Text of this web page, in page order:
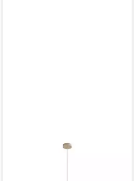
Hängeleuchte Libbie, Creme